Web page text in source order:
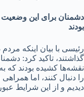
دشمنان برای این وضعیت
بودند
رئیسی با بیان اینکه
گذاشتند، تاکید کرد:
نقشه‌ها کشیده بودند که
را دنبال کنند، اما
دیدیم و از این شرایط